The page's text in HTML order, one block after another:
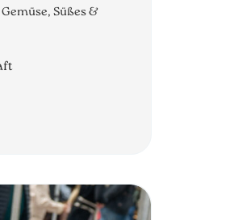
Süßes &